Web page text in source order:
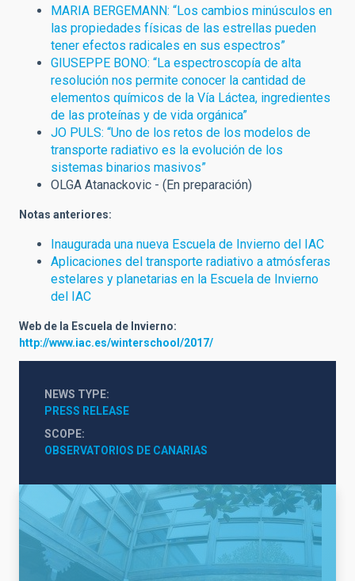
MARIA BERGEMANN: “Los cambios minúsculos en
las propiedades físicas de las estrellas pueden
tener efectos radicales en sus espectros”
GIUSEPPE BONO: “La espectroscopía de alta
resolución nos permite conocer la cantidad de
elementos químicos de la Vía Láctea, ingredientes
de las proteínas y de vida orgánica”
JO PULS: “Uno de los retos de los modelos de
transporte radiativo es la evolución de los
sistemas binarios masivos”
OLGA Atanackovic - (En preparación)
Notas anteriores:
Inaugurada una nueva Escuela de Invierno del IAC
Aplicaciones del transporte radiativo a atmósferas
estelares y planetarias en la Escuela de Invierno
del IAC
Web de la Escuela de Invierno:
http://www.iac.es/winterschool/2017/
NEWS TYPE
PRESS RELEASE
SCOPE
OBSERVATORIOS DE CANARIAS